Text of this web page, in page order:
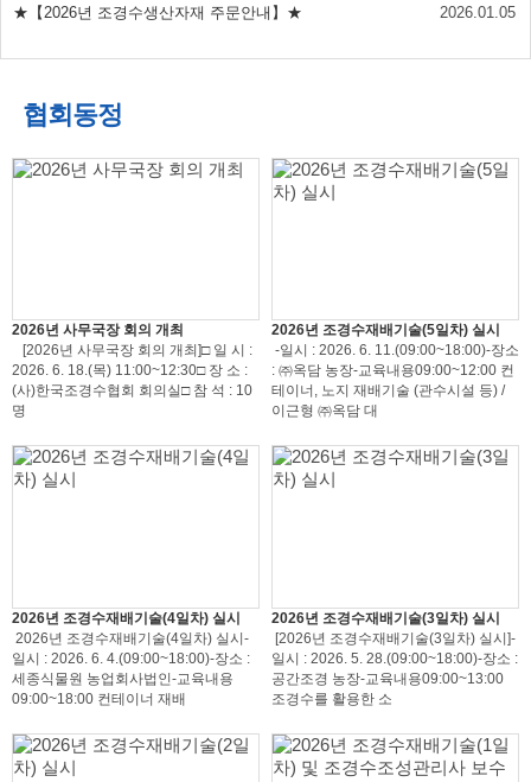
★【2026년 조경수생산자재 주문안내】★
2026.01.05
협회동정
2026년 사무국장 회의 개최
[2026년 사무국장 회의 개최]□ 일 시 :
2026. 6. 18.(목) 11:00~12:30□ 장 소 :
(사)한국조경수협회 회의실□ 참 석 : 10
명
2026년 조경수재배기술(5일차) 실시
-일시 : 2026. 6. 11.(09:00~18:00)-장소
: ㈜옥담 농장-교육내용09:00~12:00 컨
테이너, 노지 재배기술 (관수시설 등) /
이근형 ㈜옥담 대
2026년 조경수재배기술(4일차) 실시
2026년 조경수재배기술(4일차) 실시-
일시 : 2026. 6. 4.(09:00~18:00)-장소 :
세종식물원 농업회사법인-교육내용
09:00~18:00 컨테이너 재배
2026년 조경수재배기술(3일차) 실시
[2026년 조경수재배기술(3일차) 실시]-
일시 : 2026. 5. 28.(09:00~18:00)-장소 :
공간조경 농장-교육내용09:00~13:00
조경수를 활용한 소